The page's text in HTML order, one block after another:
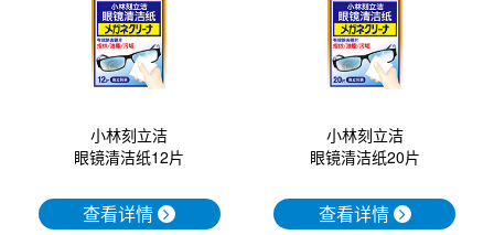
小林刻立洁
眼镜清洁纸12片
查看详情
小林刻立洁
眼镜清洁纸20片
查看详情